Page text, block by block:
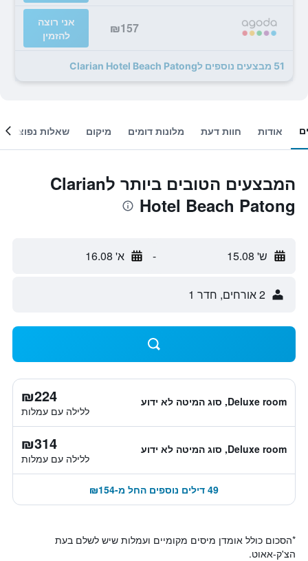
₪157
אני רוצה
להזמין
51 מבצעים נוספים לClarian Hotel Beach Patong
אודות חוות דעת מלונות דומים מיקום שאלות נפוצות
המבצעים הטובים ביותר לClarian
Hotel Beach Patong
ש' 15.08 - א' 16.08
2 אורחים, חדר 1
Deluxe room, סוג המיטה לא ידוע ₪224
ללילה עם עמלות
Deluxe room, סוג המיטה לא ידוע ₪314
ללילה עם עמלות
49 דילים נוספים החל מ-₪154
*הסכום כולל אומדן מיסים מקומיים ועמלות שיש לשלם בעת
הצ'ק-אאוט.